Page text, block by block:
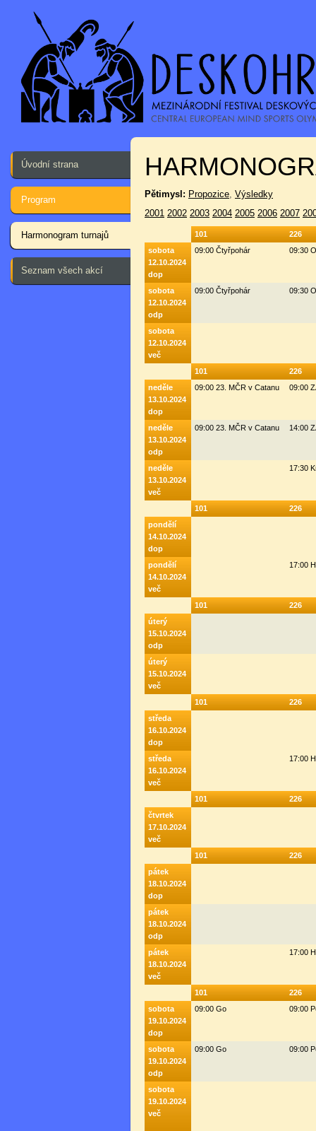
Úvodní strana
Program
Harmonogram turnajů
Seznam všech akcí
Pětimysl: Propozice, Výsledky
2001 2002 2003 2004 2005 2006 2007
101
226
sobota
12.10.2024
dop
09:00 Čtyřpohár 09:30
sobota
12.10.2024
odp
09:00 Čtyřpohár 09:30
sobota
12.10.2024
več
101
226
neděle
13.10.2024
dop
09:00 23. MČR v Catanu 09:00
neděle
13.10.2024
odp
09:00 23. MČR v Catanu 14:00
neděle
13.10.2024
več
17:30
101
226
pondělí
14.10.2024
dop
pondělí
14.10.2024
več
17:00
101
226
úterý
15.10.2024
odp
úterý
15.10.2024
več
101
226
středa
16.10.2024
dop
středa
16.10.2024
več
17:00
101
226
čtvrtek
17.10.2024
več
101
226
pátek
18.10.2024
dop
pátek
18.10.2024
odp
pátek
18.10.2024
več
17:00
101
226
sobota
19.10.2024
dop
09:00 Go 09:00
sobota
19.10.2024
odp
09:00 Go 09:00
sobota
19.10.2024
več